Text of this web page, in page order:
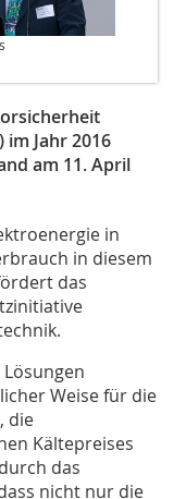
Jahr 2016
am 11. April
in
in diesem
das
Weise für die
die
Kältepreises
das
nicht nur die